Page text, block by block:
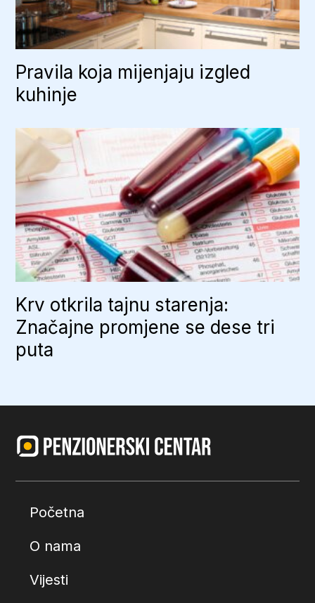
Pravila koja mijenjaju izgled
kuhinje
Krv otkrila tajnu starenja:
Značajne promjene se dese tri
puta
Početna
O nama
Vijesti